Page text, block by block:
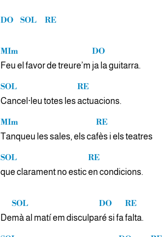
DO SOL RE
MIm
Feu el favor de treure’m
DO
ja la guitarra.
SOL
Cancel·leu totes les
RE
actuacions.
MIm
Tanqueu les sales, els ca
RE
fès i els teatres
SOL
que clarament no estic
RE
en condicions.
De
SOL
mà al matí em disculpa
DO
ré si fa
RE
falta.